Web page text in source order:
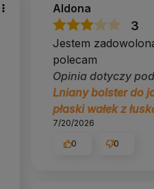
Aldona
3
Jestem
polecam
Opinia dotyczy
Lniany bolster do
płaski wałek z
7/20/2026
0 0